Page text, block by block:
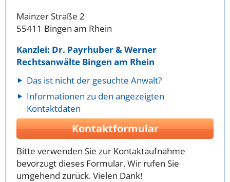
Mainzer Straße 2
55411 Bingen am Rhein
Kanzlei: Dr. Payrhuber & Werner
Rechtsanwälte Bingen am Rhein
Das ist nicht der gesuchte Anwalt?
Informationen zu den angezeigten
Kontaktdaten
Kontaktformular
Bitte verwenden Sie zur Kontaktaufnahme
bevorzugt dieses Formular. Wir rufen Sie
umgehend zurück. Vielen Dank!